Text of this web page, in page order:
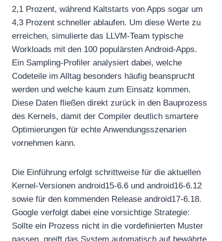
2,1 Prozent, während Kaltstarts von Apps sogar um
4,3 Prozent schneller ablaufen. Um diese Werte zu
erreichen, simulierte das LLVM-Team typische
Workloads mit den 100 populärsten Android-Apps.
Ein Sampling-Profiler analysiert dabei, welche
Codeteile im Alltag besonders häufig beansprucht
werden und welche kaum zum Einsatz kommen.
Diese Daten fließen direkt zurück in den Bauprozess
des Kernels, damit der Compiler deutlich smartere
Optimierungen für echte Anwendungsszenarien
vornehmen kann.
Die Einführung erfolgt schrittweise für die aktuellen
Kernel-Versionen android15-6.6 und android16-6.12
sowie für den kommenden Release android17-6.18.
Google verfolgt dabei eine vorsichtige Strategie:
Sollte ein Prozess nicht in die vordefinierten Muster